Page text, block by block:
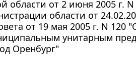
области от 2 июня 2005 г.
области от
от 19 мая 2005 г. N 120
унитарным
Оренбург"